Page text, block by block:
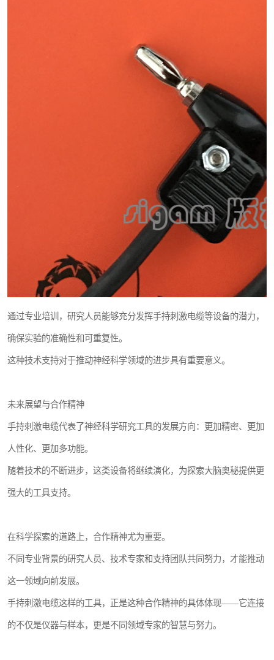
通过专业培训，研究人员能够充分发挥手持刺激电缆等设备的潜力，
确保实验的准确性和可重复性。
这种技术支持对于推动神经科学领域的进步具有重要意义。
未来展望与合作精神
手持刺激电缆代表了神经科学研究工具的发展方向：更加精密、更加
人性化、更加多功能。
随着技术的不断进步，这类设备将继续演化，为探索大脑奥秘提供更
强大的工具支持。
在科学探索的道路上，合作精神尤为重要。
不同专业背景的研究人员、技术专家和支持团队共同努力，才能推动
这一领域向前发展。
手持刺激电缆这样的工具，正是这种合作精神的具体体现——它连接
的不仅是仪器与样本，更是不同领域专家的智慧与努力。